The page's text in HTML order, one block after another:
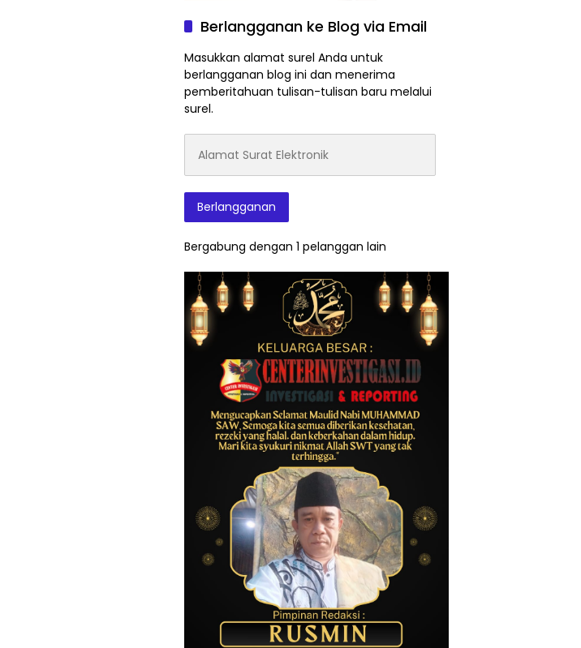
Berlangganan ke Blog via Email
Masukkan alamat surel Anda untuk
berlangganan blog ini dan menerima
pemberitahuan tulisan-tulisan baru melalui
surel.
Surat
Elektronik
Berlangganan
Bergabung dengan 1 pelanggan lain